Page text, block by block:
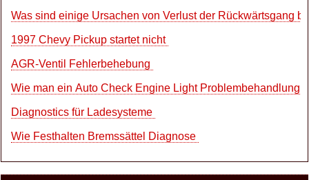
Was sind einige Ursachen von Verlust der Rückwärtsgang
1997 Chevy Pickup startet nicht
AGR-Ventil Fehlerbehebung
Wie man ein Auto Check Engine Light Problembehandlung
Diagnostics für Ladesysteme
Wie Festhalten Bremssättel Diagnose